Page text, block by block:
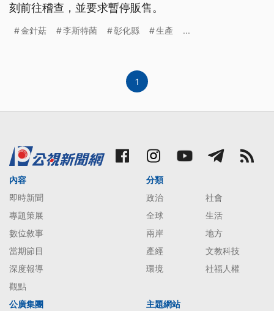
刻前往稽查，並要求暫停販售。
金針菇 李斯特菌 彰化縣 生產 ...
1
內容
即時新聞
專題策展
數位敘事
當期節目
深度報導
觀點
分類
政治
社會
全球
生活
兩岸
地方
產經
文教科技
環境
社福人權
公廣集團
主題網站